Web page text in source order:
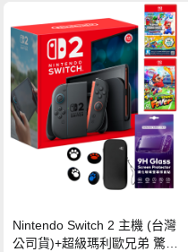
Nintendo Switch 2 主機 (台灣
公司貨)+超級瑪利歐兄弟 驚奇